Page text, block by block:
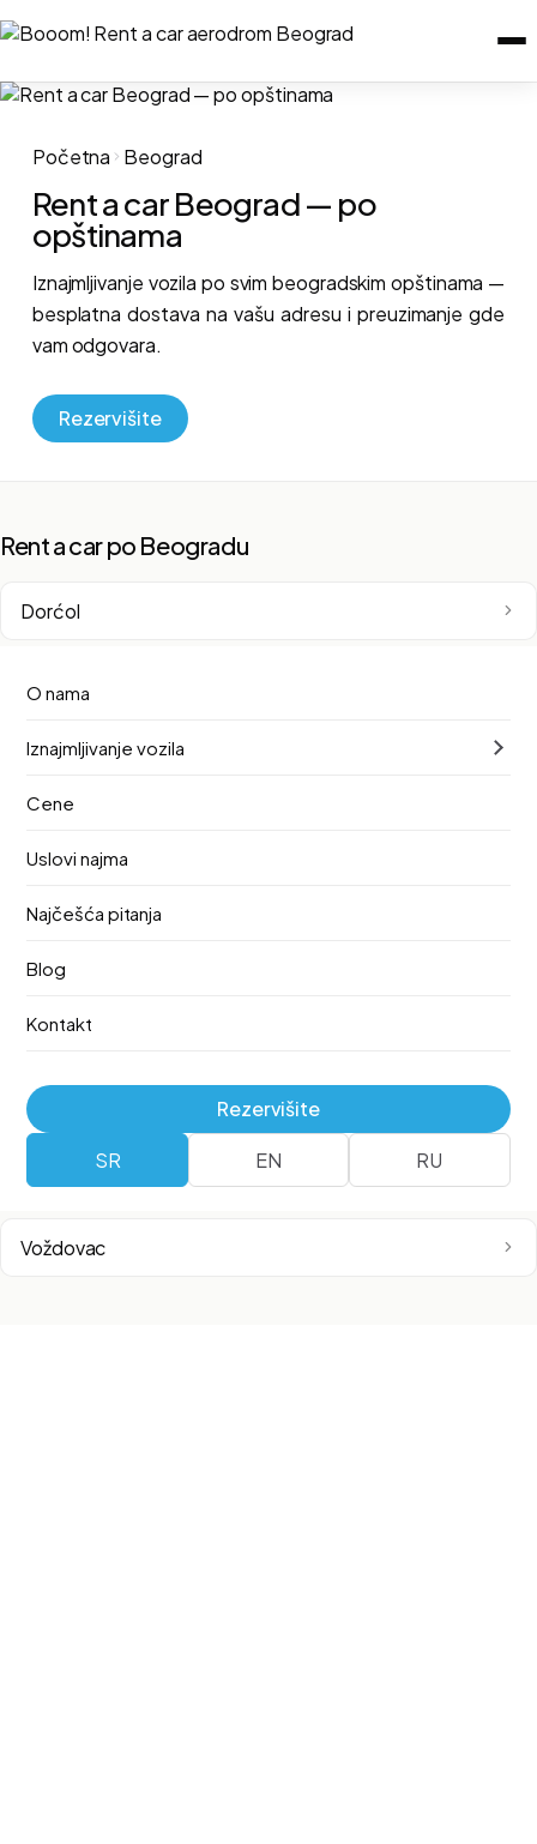
O nama
Iznajmljivanje vozila
Cene
Uslovi najma
Najčešća pitanja
Blog
Kontakt
Rezervišite
SR EN RU
Početna Beograd
Rent a car Beograd — po
opštinama
Iznajmljivanje vozila po svim beogradskim opštinama —
besplatna dostava na vašu adresu i preuzimanje gde
vam odgovara.
Rezervišite
Rent a car po Beogradu
Dorćol
Novi Beograd
Beograd na vodi
Stari Grad
Savski Venac
Airport City
Surčin
Voždovac